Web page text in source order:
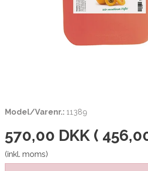
Model/Varenr.: 11389
570,00 DKK (
(inkl. moms)